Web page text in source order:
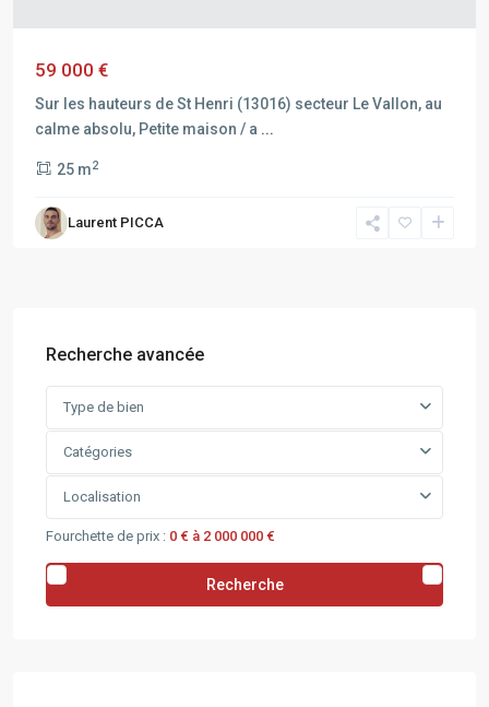
59 000 €
Sur les hauteurs de St Henri (13016) secteur Le Vallon, au
calme absolu, Petite maison / a ...
25 m2
Laurent PICCA
Recherche avancée
Type de bien
Catégories
Localisation
Fourchette de prix : 0 € à 2 000 000 €
Recherche